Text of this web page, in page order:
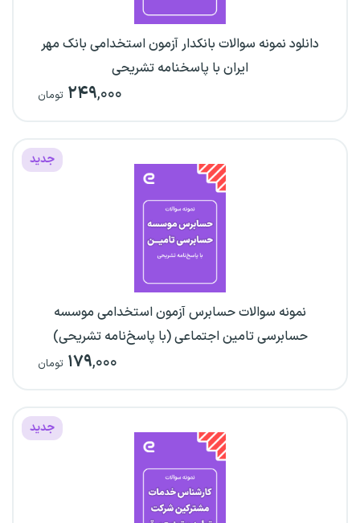
دانلود نمونه سوالات بانکدار آزمون استخدامی بانک مهر
ایران با پاسخنامه تشریحی
۲۴۹,۰۰۰ تومان
جدید
نمونه سوالات حسابرس آزمون استخدامی موسسه
حسابرسی تامین اجتماعی (با پاسخ‌نامه تشریحی)
۱۷۹,۰۰۰ تومان
جدید